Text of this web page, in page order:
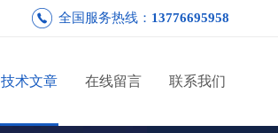
全国服务热线： 13776695958
技术文章 在线留言 联系我们